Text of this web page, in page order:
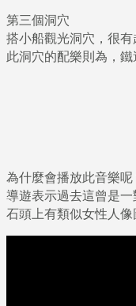
第三個洞穴
搭小船觀光洞穴，很
此洞穴的配樂則為，
為什麼會播放此音樂呢
導遊表示過去這曾是
石頭上有類似女性人